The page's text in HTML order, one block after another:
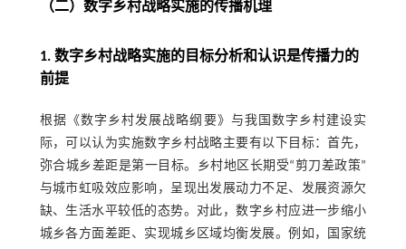
（二）数字乡村战略实施的传播机理
1. 数字乡村战略实施的目标分析和认识是传播力的
前提
根据《数字乡村发展战略纲要》与我国数字乡村建设实
际，可以认为实施数字乡村战略主要有以下目标：首先，
弥合城乡差距是第一目标。乡村地区长期受“剪刀差政策”
与城市虹吸效应影响，呈现出发展动力不足、发展资源欠
缺、生活水平较低的态势。对此，数字乡村应进一步缩小
城乡各方面差距、实现城乡区域均衡发展。例如，国家统